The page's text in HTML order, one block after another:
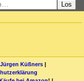
Los
Küßners |